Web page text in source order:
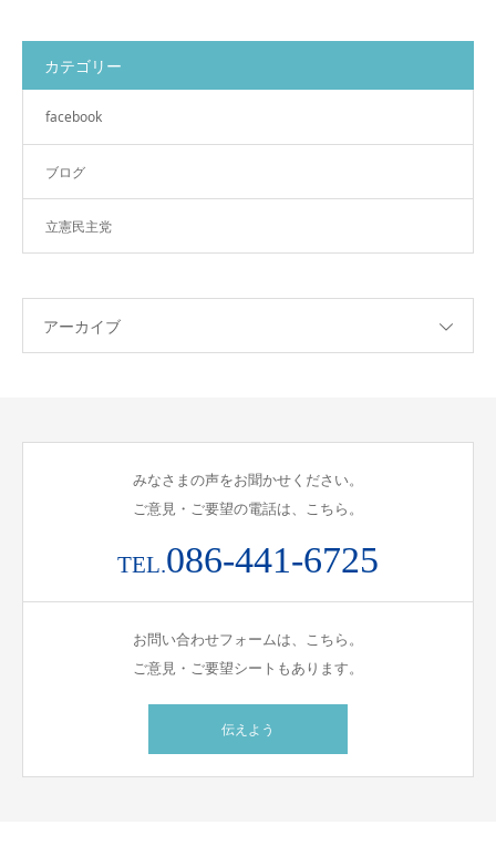
カテゴリー
facebook
ブログ
立憲民主党
アーカイブ
みなさまの声をお聞かせください。
ご意見・ご要望の電話は、こちら。
TEL.086-441-6725
お問い合わせフォームは、こちら。
ご意見・ご要望シートもあります。
伝えよう